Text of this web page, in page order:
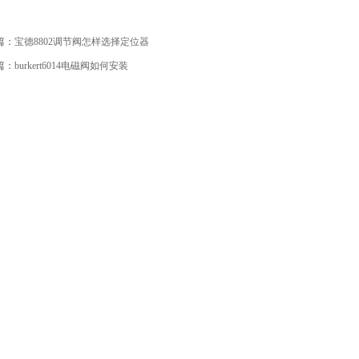
： 宝德8802调节阀怎样选择定位器
： burkert6014电磁阀如何安装